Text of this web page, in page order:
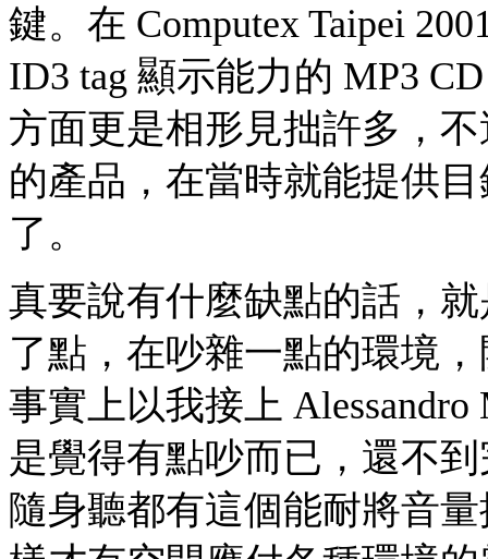
鍵。在 Computex Taipei
ID3 tag 顯示能力的 MP3
方面更是相形見拙許多，
的產品，在當時就能提供
了。
真要說有什麼缺點的話，
了點，在吵雜一點的環境
事實上以我接上
是覺得有點吵而已，還不
隨身聽都有這個能耐將音